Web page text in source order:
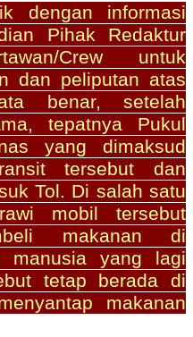
dengan informasi
Pihak Redaktur
Crew untuk
dan peliputan atas
benar, setelah
tepatnya Pukul
yang dimaksud
tersebut dan
Tol. Di salah satu
mobil tersebut
makanan di
manusia yang lagi
tetap berada di
makanan